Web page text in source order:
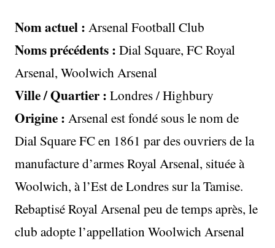
Nom actuel : Arsenal Football Club
Noms précédents : Dial Square, FC Royal
Arsenal, Woolwich Arsenal
Ville / Quartier : Londres / Highbury
Origine : Arsenal est fondé sous le nom de
Dial Square FC en 1861 par des ouvriers de la
manufacture d’armes Royal Arsenal, située à
Woolwich, à l’Est de Londres sur la Tamise.
Rebaptisé Royal Arsenal peu de temps après, le
club adopte l’appellation Woolwich Arsenal